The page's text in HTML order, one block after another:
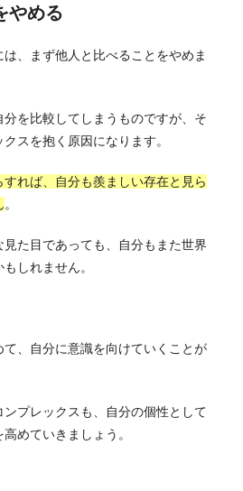
やめる
、まず他人と比べることをやめま
分を比較してしまうものですが、そ
スを抱く原因になります。
れば、自分も羨ましい存在と見ら
。
た目であっても、自分もまた世界
しれません。
、自分に意識を向けていくことが
ンプレックスも、自分の個性として
めていきましょう。